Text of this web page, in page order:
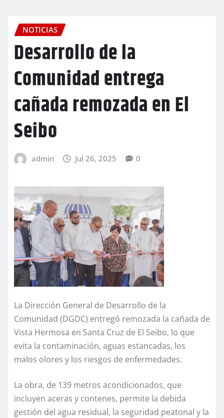
NOTICIAS
Desarrollo de la
Comunidad entrega
cañada remozada en El
Seibo
admin Jul 26, 2025 0
La Dirección General de Desarrollo de la
Comunidad (DGDC) entregó remozada la cañada de
Vista Hermosa en Santa Cruz de El Seibo, lo que
evita la contaminación, aguas estancadas, los
malos olores y los riesgos de enfermedades.
La obra, de 139 metros acondicionados, que
incluyen aceras y contenes, permite la debida
gestión del agua residual, la seguridad peatonal y la